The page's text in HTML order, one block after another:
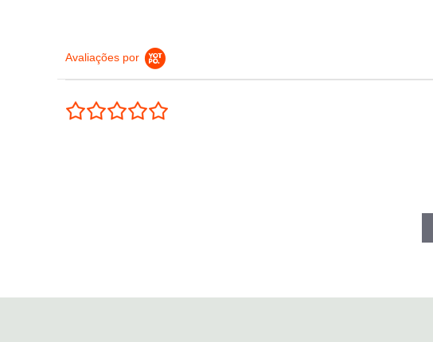
Avaliações por